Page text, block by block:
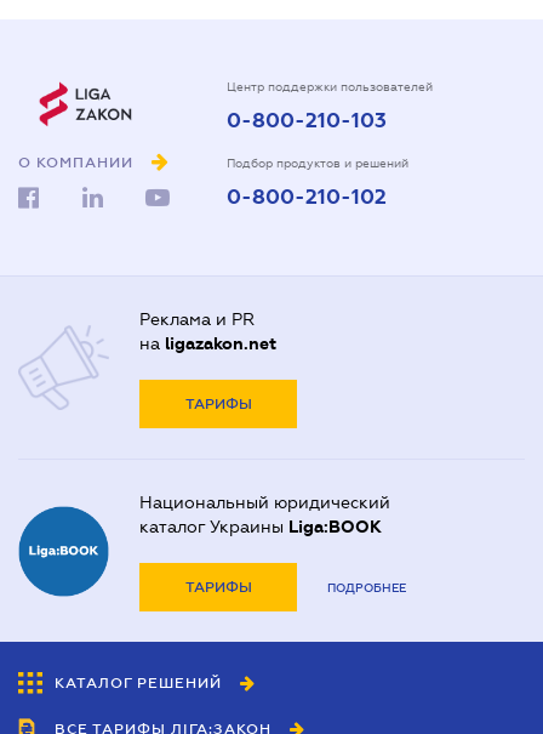
О КОМПАНИИ
Центр поддержки пользователей
0-800-210-103
Подбор продуктов и решений
0-800-210-102
Реклама и PR
на ligazakon.net
ТАРИФЫ
Национальный юридический
каталог Украины Liga:BOOK
ТАРИФЫ ПОДРОБНЕЕ
КАТАЛОГ РЕШЕНИЙ
ВСЕ ТАРИФЫ ЛІГА:ЗАКОН